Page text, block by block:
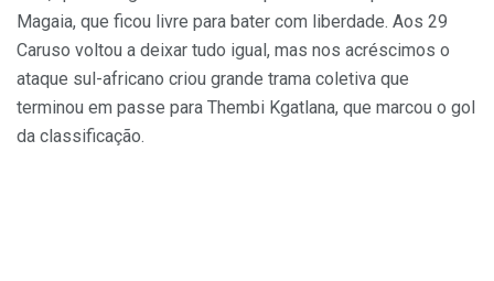
Magaia, que ficou livre para bater com liberdade. Aos 29
Caruso voltou a deixar tudo igual, mas nos acréscimos o
ataque sul-africano criou grande trama coletiva que
terminou em passe para Thembi Kgatlana, que marcou o gol
da classificação.